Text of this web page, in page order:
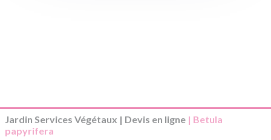
Jardin Services Végétaux | Devis en ligne | Betula
papyrifera